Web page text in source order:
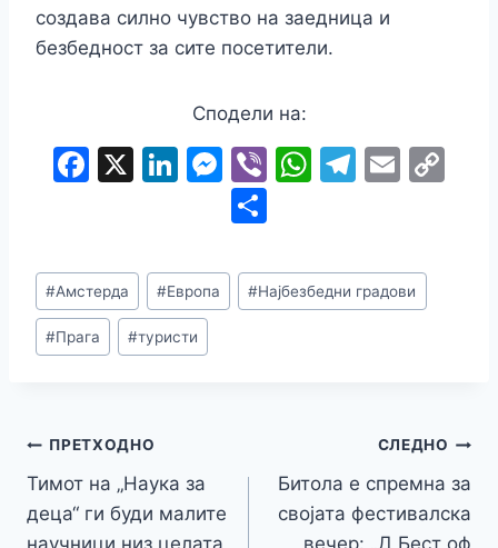
создава силно чувство на заедница и
безбедност за сите посетители.
Сподели на:
F
e
b
o
X Li
e
dI
n
M
e
s
s
e
Vi W
s
A
T
gr
a
E
l
ar
e
Post
Tags:
#Амстерда #Европа #Најбезбедни градови
#Прага #туристи
Навигација
на
ПРЕТХОДНО
Тимот на „Наука за
деца“ ги буди малите
научници низ целата
СЛЕДНО
Битола e спремна за
својата фестивалска
вечер: „Д Бест оф